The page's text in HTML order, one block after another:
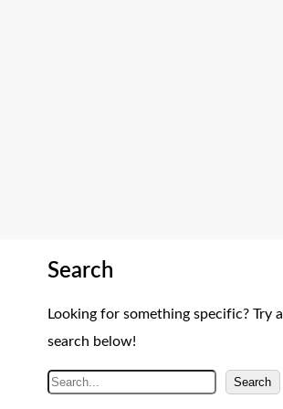
Search
Looking for something specific? Try a
search below!
A
Search